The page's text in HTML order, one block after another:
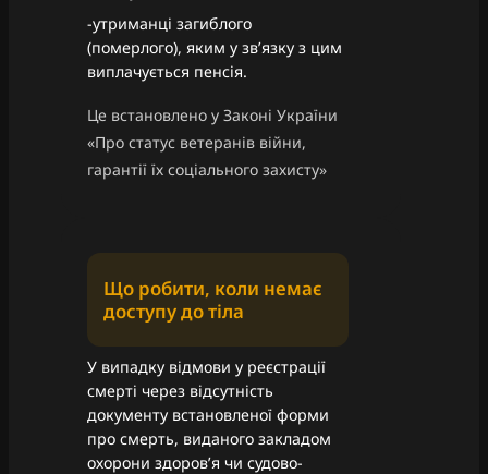
-утриманці загиблого
(померлого), яким у зв’язку з цим
виплачується пенсія.
Це встановлено у Законі України
«Про статус ветеранів війни,
гарантії їх соціального захисту»
Що робити, коли немає
доступу до тіла
У випадку відмови у реєстрації
смерті через відсутність
документу встановленої форми
про смерть, виданого закладом
охорони здоров’я чи судово-